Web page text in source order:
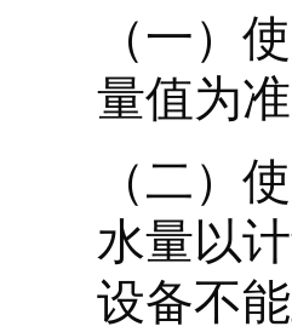
（一）
量值为准
（二）
水量以
设备不